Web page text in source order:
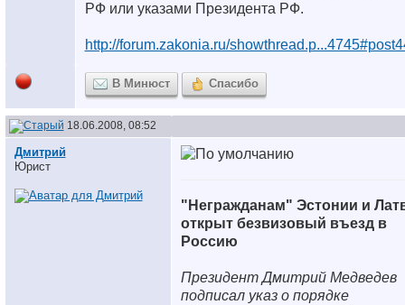
РФ или указами Президента РФ.
http://forum.zakonia.ru/
В Минюст Спасибо
18.06.2008, 08:52
Дмитрий
Юрист
"Негражданам" Эстонии и
открыт безвизовый въезд в
Россию
Президент Дмитрий Медведев
подписал указ о порядке